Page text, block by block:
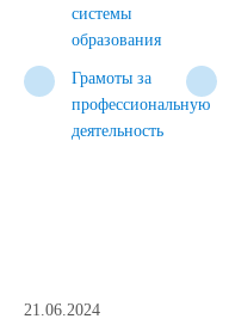
системы
образования
Грамоты за
профессиональную
деятельность
21.06.2024